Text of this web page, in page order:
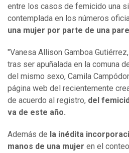
entre los casos de femicido una
contemplada en los números
una mujer por parte de una
"Vanesa Allison Gamboa
tras ser apuñalada en la comuna
del mismo sexo, Camila
página web del recientemente
de acuerdo al registro, del
va de este año.
Además de la inédita
manos de una mujer en el